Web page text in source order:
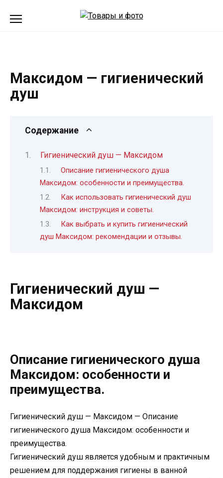
Максидом — гигиенический
душ
Содержание
Гигиенический душ — Максидом
Описание гигиенического душа
Максидом: особенности и преимущества.
Как использовать гигиенический душ
Максидом: инструкция и советы.
Как выбрать и купить гигиенический
душ Максидом: рекомендации и отзывы.
Гигиенический душ —
Максидом
Описание гигиенического душа
Максидом: особенности и
преимущества.
Гигиенический душ — Максидом — Описание
гигиенического душа Максидом: особенности и
преимущества.
Гигиенический душ является удобным и практичным
решением для поддержания гигиены в ванной